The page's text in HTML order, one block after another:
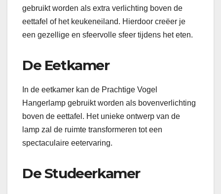
gebruikt worden als extra verlichting boven de
eettafel of het keukeneiland. Hierdoor creëer je
een gezellige en sfeervolle sfeer tijdens het eten.
De Eetkamer
In de eetkamer kan de Prachtige Vogel
Hangerlamp gebruikt worden als bovenverlichting
boven de eettafel. Het unieke ontwerp van de
lamp zal de ruimte transformeren tot een
spectaculaire eetervaring.
De Studeerkamer